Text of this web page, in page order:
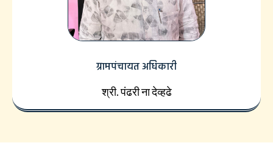
ग्रामपंचायत अधिकारी
श्री. पंढरी ना देव्हढे